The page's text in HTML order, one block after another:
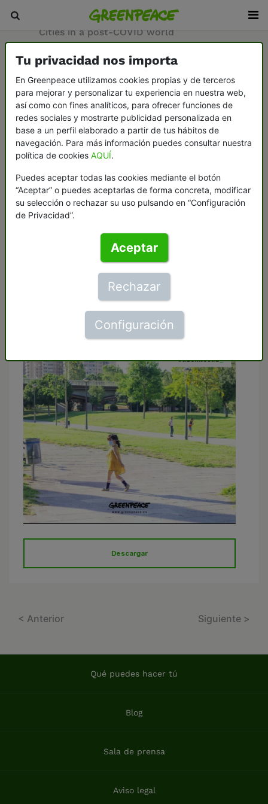
Sala de prensa / Documentos
Cities in a post-COVID world
28-05-2020
Cities in a post-
COVID world
Urban life to combat climate and
biodiversity emergencies
(Report in Spanish
Descargar
< Anterior Siguiente >
Qué puedes hacer tú
Blog
Sala de prensa
Aviso legal
Tu privacidad nos importa
En Greenpeace utilizamos cookies propias y de terceros
para mejorar y personalizar tu experiencia en nuestra web,
así como con fines analíticos, para ofrecer funciones de
redes sociales y mostrarte publicidad personalizada en
base a un perfil elaborado a partir de tus hábitos de
navegación. Para más información puedes consultar nuestra
política de cookies AQUÍ.
Puedes aceptar todas las cookies mediante el botón
“Aceptar” o puedes aceptarlas de forma concreta, modificar
su selección o rechazar su uso pulsando en “Configuración
de Privacidad”.
Aceptar
Rechazar
Configuración